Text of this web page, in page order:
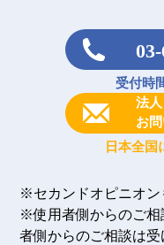
受付時
法
お
日本全国
※セカンドオピニオン
※使用者側からのご相
者側からのご相談は受